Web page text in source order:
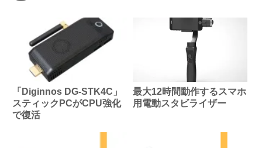
「Diginnos DG-STK4C」
スティックPCがCPU強化
で復活
最大12時間動作するスマホ
用電動スタビライザー